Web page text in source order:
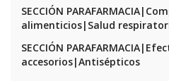
SECCIÓN
alimenticios|Salud
SECCIÓN
accesorios|Antisépticos